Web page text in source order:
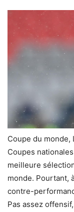
Coupe du monde,
Coupes
meilleure
monde. Pourtant,
contre-
Pas assez